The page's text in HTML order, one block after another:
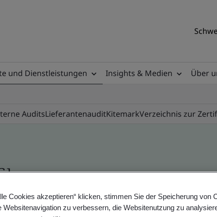
und Dienstleistungen Insights & Medien
Über
AuditsLieferantenauditKitemarkVerzeichnis zur
- Validation and Verification, Swiss and
Cookies akzeptieren“ klicken, stimmen Sie der Speicherung von
Websitenavigation zu verbessern, die Websitenutzung zu